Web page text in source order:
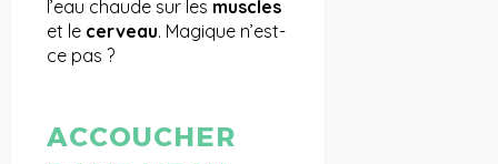
l’eau chaude sur les muscles
et le cerveau. Magique n’est-
ce pas ?
ACCOUCHER